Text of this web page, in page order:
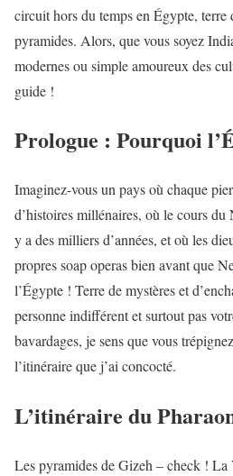
circuit hors du temps en Égypte, terre
pyramides. Alors, que vous soyez
modernes ou simple amoureux des
guide !
Prologue : Pourquoi
Imaginez-vous un pays où chaque
d’histoires millénaires, où le cours
y a des milliers d’années, et où les
propres soap operas bien avant que
l’Égypte ! Terre de mystères et
personne indifférent et surtout pas
bavardages, je sens que vous
l’itinéraire que j’ai concocté.
L’itinéraire du
Les pyramides de Gizeh – check ! La